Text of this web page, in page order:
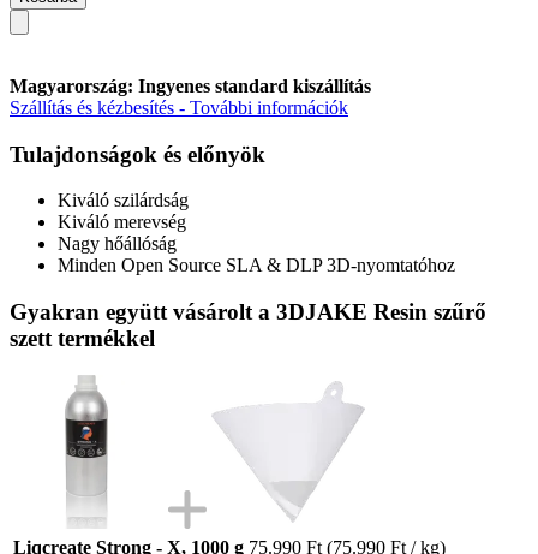
Magyarország: Ingyenes standard kiszállítás
Szállítás és kézbesítés - További információk
Tulajdonságok és előnyök
Kiváló szilárdság
Kiváló merevség
Nagy hőállóság
Minden Open Source SLA & DLP 3D-nyomtatóhoz
Gyakran együtt vásárolt a 3DJAKE Resin szűrő
szett termékkel
Liqcreate Strong - X, 1000 g 75.990 Ft (75.990 Ft / kg)